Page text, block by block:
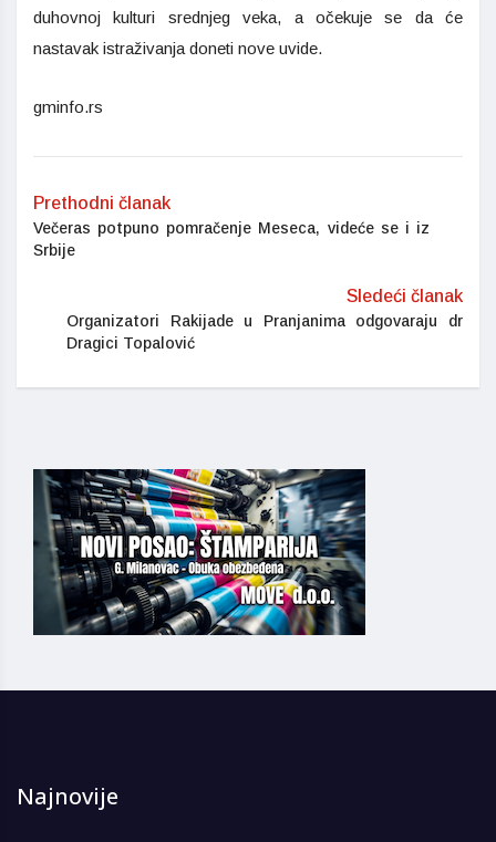
duhovnoj kulturi srednjeg veka, a očekuje se da će
nastavak istraživanja doneti nove uvide.
gminfo.rs
Prethodni članak
Večeras potpuno pomračenje Meseca, videće se i iz
Srbije
Sledeći članak
Organizatori Rakijade u Pranjanima odgovaraju dr
Dragici Topalović
Najnovije